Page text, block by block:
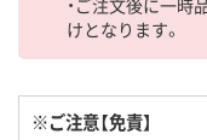
・ご注文後に一時
けとなります。
※ご注意【免責】